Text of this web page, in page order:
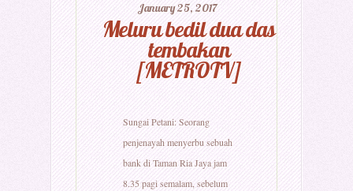
January 25, 2017
Meluru bedil dua das
tembakan
[METROTV]
Sungai Petani: Seorang
penjenayah menyerbu sebuah
bank di Taman Ria Jaya jam
8.35 pagi semalam, sebelum